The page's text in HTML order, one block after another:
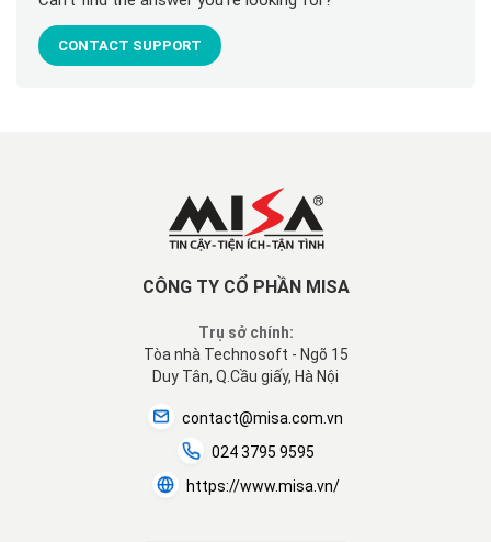
CONTACT SUPPORT
CÔNG TY CỔ PHẦN MISA
Trụ sở chính:
Tòa nhà Technosoft - Ngõ 15
Duy Tân, Q.Cầu giấy, Hà Nội
contact@misa.com.vn
024 3795 9595
https://www.misa.vn/